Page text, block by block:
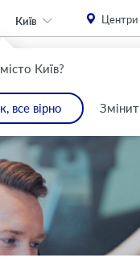
Київ?
все вірно
Київ Центри
Дому
browser. Please install